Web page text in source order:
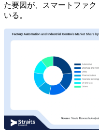
た要因が、スマートファ
いる。